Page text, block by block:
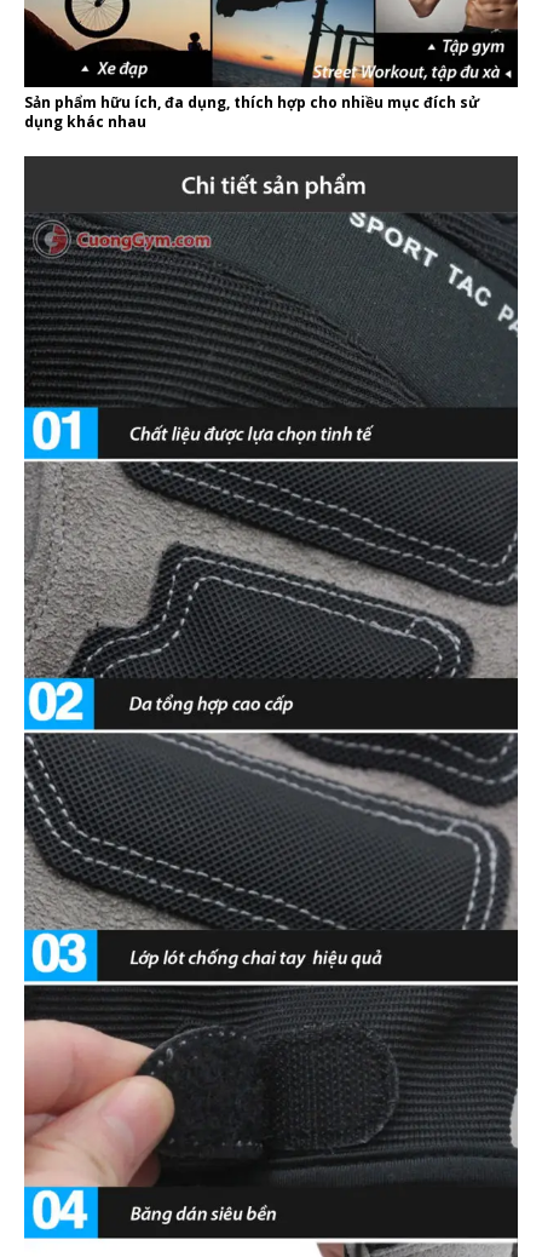
Sản phẩm hữu ích, đa dụng, thích hợp cho nhiều mục đích sử
dụng khác nhau